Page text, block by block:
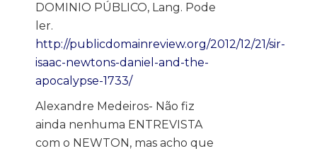
DOMINIO PÚBLICO, Lang. Pode
ler.
http://publicdomainreview.org/2012/12/21/sir-
isaac-newtons-daniel-and-the-
apocalypse-1733/
Alexandre Medeiros- Não fiz
ainda nenhuma ENTREVISTA
com o NEWTON, mas acho que